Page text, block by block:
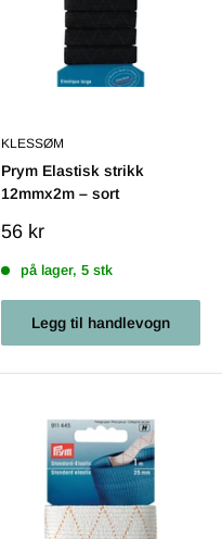
KLESSØM
Prym Elastisk strikk
12mmx2m – sort
Salgs
56 kr
på lager, 5 stk
Legg til handlevogn